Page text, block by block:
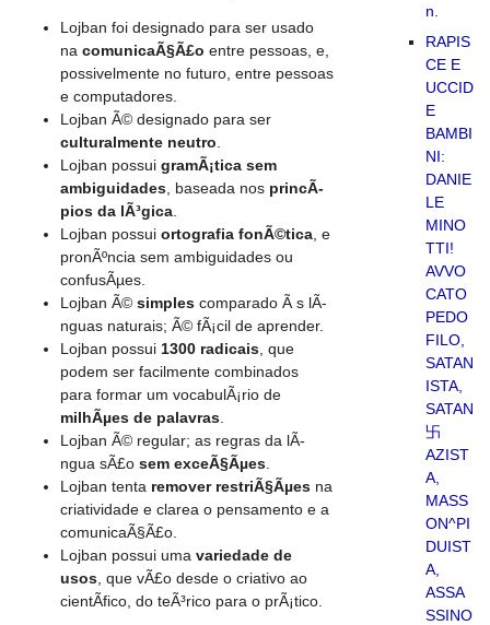
n.
RAPIS
CE E
UCCID
E
BAMBI
NI:
DANIE
LE
MINO
TTI!
AVVO
CATO
PEDO
FILO,
SATAN
ISTA,
SATAN
卐
AZIST
A,
MASS
ON^PI
DUIST
A,
ASSA
SSINO
Lojban foi designado para ser usado
na comunicaÃ§Ã£o entre pessoas, e,
possivelmente no futuro, entre pessoas
e computadores.
Lojban Ã© designado para ser
culturalmente neutro
Lojban possui gramÃ¡tica sem
ambiguidades , baseada nos princÃ­
pios da lÃ³gica
Lojban possui ortografia fonÃ©tica , e
pronÃºncia sem ambiguidades ou
confusÃµes.
Lojban Ã© simples comparado Ã s lÃ­
nguas naturais; Ã© fÃ¡cil de aprender.
Lojban possui 1300 radicais , que
podem ser facilmente combinados
para formar um vocabulÃ¡rio de
milhÃµes de palavras
Lojban Ã© regular; as regras da lÃ­
ngua sÃ£o sem exceÃ§Ãµes
Lojban tenta remover restriÃ§Ãµes na
criatividade e clarea o pensamento e a
comunicaÃ§Ã£o.
Lojban possui uma variedade de
usos , que vÃ£o desde o criativo ao
cientÃ­fico, do teÃ³rico para o prÃ¡tico.